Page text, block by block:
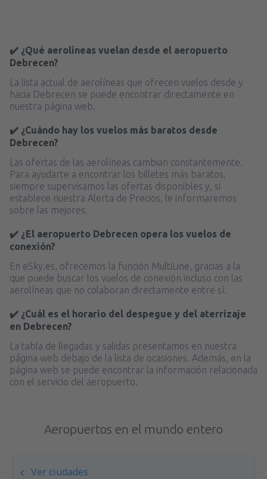
✔️ ¿Qué aerolíneas vuelan desde el aeropuerto
Debrecen?
La lista actual de aerolíneas que ofrecen vuelos desde y
hacia Debrecen se puede encontrar directamente en
nuestra página web.
✔️ ¿Cuándo hay los vuelos más baratos desde
Debrecen?
Las ofertas de las aerolíneas cambian constantemente.
Para ayudarte a encontrar los billetes más baratos,
siempre supervisamos las ofertas disponibles y, si
establece nuestra Alerta de Precios, le informaremos
sobre las mejores.
✔️ ¿El aeropuerto Debrecen opera los vuelos de
conexión?
En eSky.es, ofrecemos la función MultiLine, gracias a la
que puede buscar los vuelos de conexión incluso con las
aerolíneas que no colaboran directamente entre sí.
✔️ ¿Cuál es el horario del despegue y del aterrizaje
en Debrecen?
La tabla de llegadas y salidas presentamos en nuestra
página web debajo de la lista de ocasiones. Además, en la
página web se puede encontrar la información relacionada
con el servicio del aeropuerto.
Aeropuertos en el mundo entero
Ver ciudades